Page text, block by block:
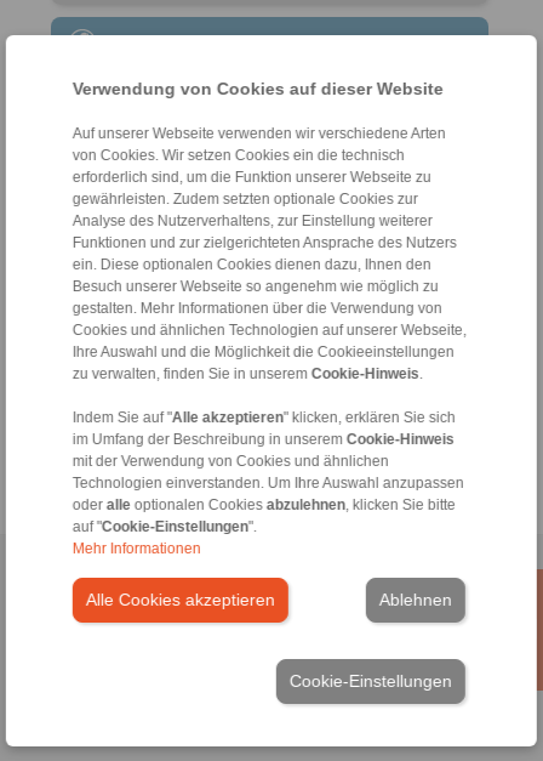
Verwendung von Cookies auf dieser Website
Auf unserer Webseite verwenden wir verschiedene Arten
von Cookies. Wir setzen Cookies ein die technisch
erforderlich sind, um die Funktion unserer Webseite zu
gewährleisten. Zudem setzten optionale Cookies zur
Analyse des Nutzerverhaltens, zur Einstellung weiterer
Funktionen und zur zielgerichteten Ansprache des Nutzers
ein. Diese optionalen Cookies dienen dazu, Ihnen den
Besuch unserer Webseite so angenehm wie möglich zu
gestalten. Mehr Informationen über die Verwendung von
Cookies und ähnlichen Technologien auf unserer Webseite,
Ihre Auswahl und die Möglichkeit die Cookieeinstellungen
zu verwalten, finden Sie in unserem Cookie-Hinweis
Indem Sie auf "Alle akzeptieren" klicken, erklären Sie sich
im Umfang der Beschreibung in unserem Cookie-Hinweis
mit der Verwendung von Cookies und ähnlichen
Technologien einverstanden. Um Ihre Auswahl anzupassen
oder alleoptionalen Cookies abzulehnen, klicken Sie bitte
auf "Cookie-Einstellungen".
Mehr Informationen
Alle Cookies akzeptieren Ablehnen
Cookie-Einstellungen
Kontakt
Hotline Vertrieb:
sales.kb@ringspann.de
Hotline Technik:
+49 6172 275-430
tech.bnk@ringspann.de
Werktags von 08:00 bis 18:00 Uhr
Tools
Berechnungstool
Home|Kontaktformular|Impressum Datenschutzerklärung
Allgemeine Verkaufsbedingungen
Hinweisgeberplattform|